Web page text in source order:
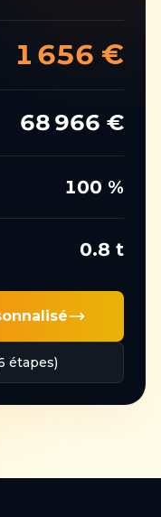
1 656 €
68 966 €
100 %
0.8 t
étapes)